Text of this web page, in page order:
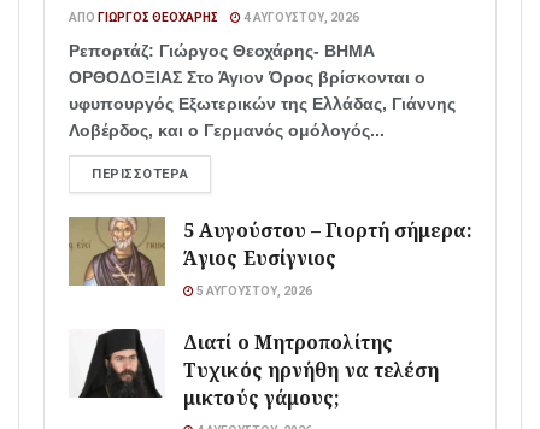
ΑΠΌ ΓΙΏΡΓΟΣ ΘΕΟΧΆΡΗΣ 4 ΑΥΓΟΎΣΤΟΥ, 2026
Ρεπορτάζ: Γιώργος Θεοχάρης- ΒΗΜΑ
ΟΡΘΟΔΟΞΙΑΣ Στο Άγιον Όρος βρίσκονται ο
υφυπουργός Εξωτερικών της Ελλάδας, Γιάννης
Λοβέρδος, και ο Γερμανός ομόλογός...
ΠΕΡΙΣΣΌΤΕΡΑ
5 Αυγούστου – Γιορτή σήμερα:
Άγιος Ευσίγνιος
5 ΑΥΓΟΎΣΤΟΥ, 2026
Διατί ο Μητροπολίτης
Τυχικός ηρνήθη να τελέση
μικτούς γάμους;